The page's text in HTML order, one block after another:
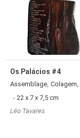
Os Palácios #4
Assemblage, Colagem,
- 22 x 7 x 7,5 cm
Léo Tavares